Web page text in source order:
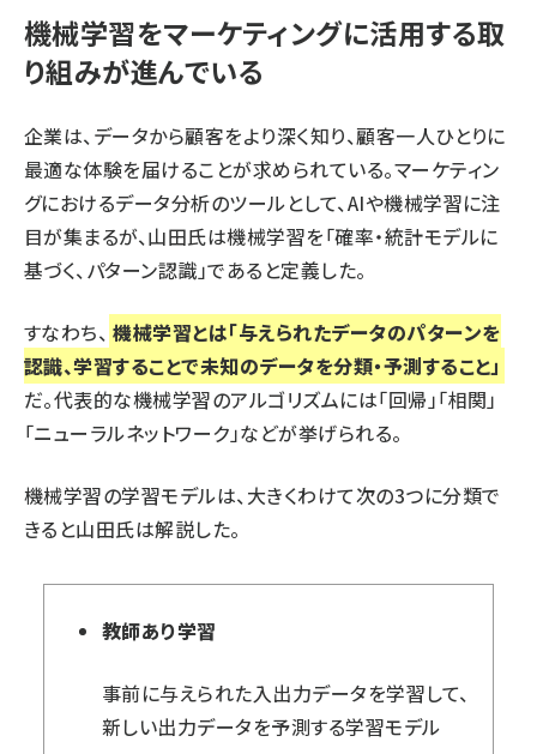
機械学習をマーケティングに活用する取
り組みが進んでいる
企業は、データから顧客をより深く知り、顧客一人ひとりに
最適な体験を届けることが求められている。マーケティン
グにおけるデータ分析のツールとして、AIや機械学習に注
目が集まるが、山田氏は機械学習を「確率・統計モデルに
基づく、パターン認識」であると定義した。
すなわち、 機械学習とは「与えられたデータのパターンを
認識、学習することで未知のデータを分類・予測すること」
だ。代表的な機械学習のアルゴリズムには「回帰」「相関」
「ニューラルネットワーク」などが挙げられる。
機械学習の学習モデルは、大きくわけて次の3つに分類で
きると山田氏は解説した。
教師あり学習
事前に与えられた入出力データを学習して、
新しい出力データを予測する学習モデル